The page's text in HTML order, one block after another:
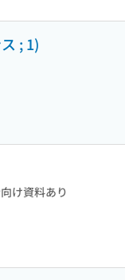
; 1)
け資料あり